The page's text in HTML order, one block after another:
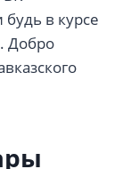
будь в курсе
Добро